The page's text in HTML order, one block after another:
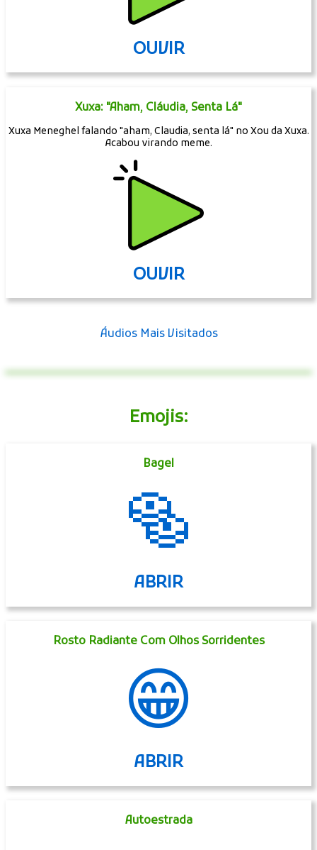
OUVIR
Xuxa: "Aham, Cláudia, Senta Lá"
Xuxa Meneghel falando "aham, Claudia, senta lá" no Xou da Xuxa.
Acabou virando meme.
OUVIR
Áudios Mais Visitados
Emojis:
Bagel
🥯
ABRIR
Rosto Radiante Com Olhos Sorridentes
😁
ABRIR
Autoestrada